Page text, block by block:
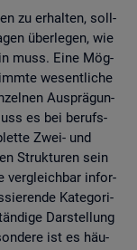
zu er­hal­ten, soll­
über­le­gen, wie
muss. Eine Mög­
we­sent­li­che
Aus­prä­gun­
es bei be­rufs­
Zwei- und
Struk­tu­ren sein
ver­gleich­bar in­for­
Ka­te­go­ri­
Dar­stel­lung
ist es häu­